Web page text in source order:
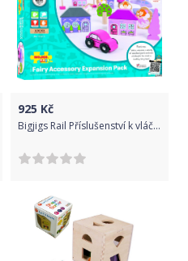
925 Kč
Bigjigs Rail Příslušenství k vláčkodráze pro princezny